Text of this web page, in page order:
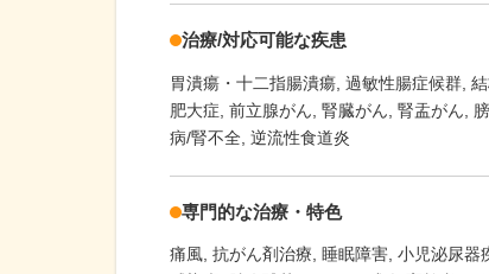
治療/対応可能な疾患
胃潰瘍・十二指腸潰瘍 過敏性腸症候群
肥大症 前立腺がん 腎臓がん 腎盂がん
病/腎不全 逆流性食道炎
専門的な治療・特色
痛風 抗がん剤治療 睡眠障害 小児泌尿器